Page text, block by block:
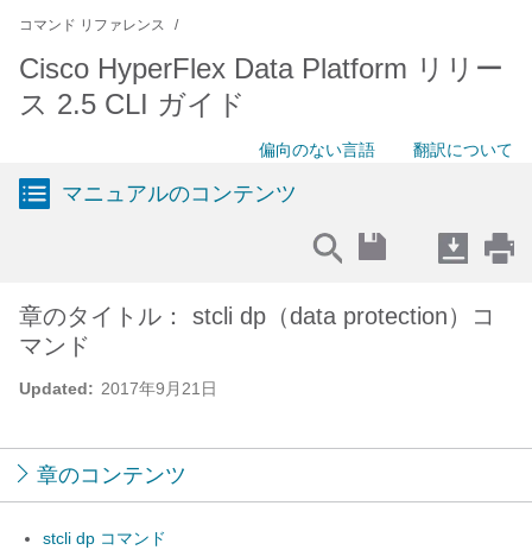
コマンド リファレンス
Cisco HyperFlex Data Platform リリー
ス 2.5 CLI ガイド
偏向のない言語 翻訳について
マニュアルのコンテンツ
Updated: 2017年9月21日
章のタイトル： stcli dp（data protection）コ
マンド
章のコンテンツ
stcli dp コマンド